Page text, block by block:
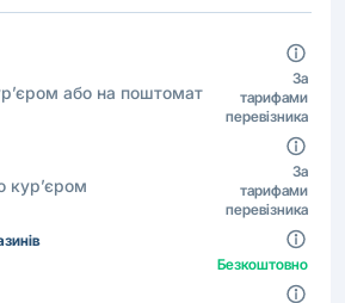
або на поштомат
За
тарифами
перевізника
кур’єром
За
тарифами
перевізника
Безкоштовно